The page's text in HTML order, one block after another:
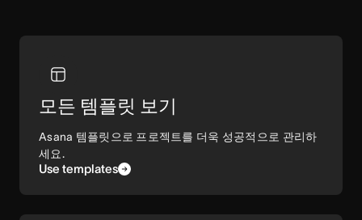
모든 템플릿 보기
Asana 템플릿으로 프로젝트를 더욱 성공적으로 관리하
세요.
Use templates